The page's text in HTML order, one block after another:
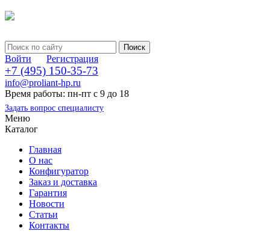
Войти Регистрация
+7 (495) 150-35-73
info@proliant-hp.ru
Время работы: пн-пт с 9 до 18
Задать вопрос специалисту
Меню
Каталог
Главная
О нас
Конфигуратор
Заказ и доставка
Гарантия
Новости
Статьи
Контакты